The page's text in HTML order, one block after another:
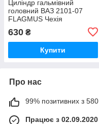
Циліндр гальмівний
головний ВАЗ 2101-07
FLAGMUS Чехія
630 ₴
Купити
Про нас
99% позитивних з 580
Працює з 02.09.2020